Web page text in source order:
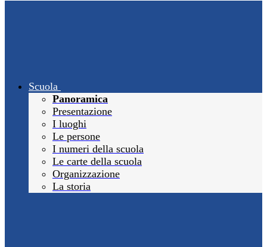
Scuola
Panoramica
Presentazione
I luoghi
Le persone
I numeri della scuola
Le carte della scuola
Organizzazione
La storia